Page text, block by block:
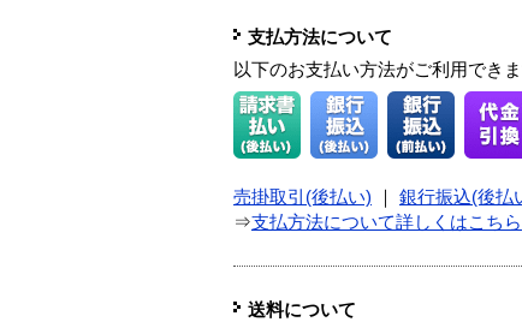
支払方法について
以下のお支払い方法がご利用できま
売掛取引(後払い) 銀行振込(後払
⇒支払方法について詳しくはこちら
送料について